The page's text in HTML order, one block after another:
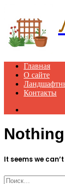
Главная
О сайте
Контакты
It seems we
Найти: